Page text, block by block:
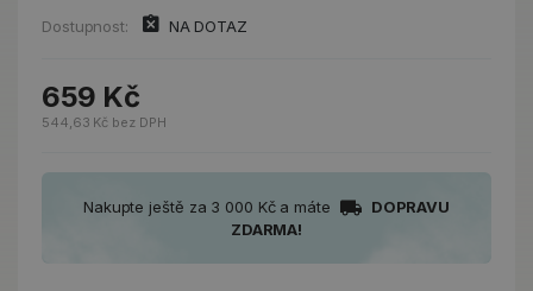
Dostupnost: NA DOTAZ
659 Kč
544,63 Kč bez DPH
Nakupte ještě za 3 000 Kč a máte
DOPRAVU
ZDARMA!